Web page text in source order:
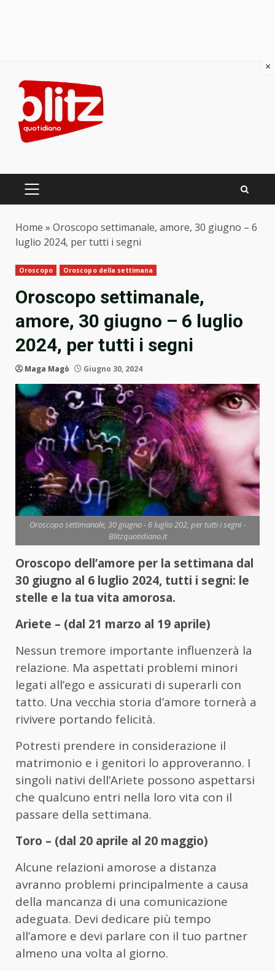
content
PRIMARY
Home » Oroscopo settimanale, amore, 30 giugno – 6
luglio 2024, per tutti i segni
Oroscopo Oroscopo della settimana
Oroscopo settimanale,
amore, 30 giugno – 6 luglio
2024, per tutti i segni
Maga Magò Giugno 30, 2024
Oroscopo settimanale, 30 giugno - 6 luglio 202, per tutti i segni -
Blitzquotidiano.it
Oroscopo dell’amore per la settimana dal
30 giugno al 6 luglio 2024, tutti i segni: le
stelle e la tua vita amorosa.
Ariete – (dal 21 marzo al 19 aprile)
Nessun tremore importante influenzerà la
relazione. Ma aspettati problemi minori
legati all’ego e assicurati di superarli con
tatto. Una vecchia storia d’amore tornerà a
rivivere portando felicità.
Potresti prendere in considerazione il
matrimonio e i genitori lo approveranno. I
singoli nativi dell’Ariete possono aspettarsi
che qualcuno entri nella loro vita con il
passare della settimana.
Toro – (dal 20 aprile al 20 maggio)
Alcune relazioni amorose a distanza
avranno problemi principalmente a causa
della mancanza di una comunicazione
adeguata. Devi dedicare più tempo
all’amore e devi parlare con il tuo partner
almeno una volta al giorno.
×